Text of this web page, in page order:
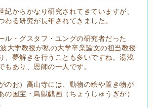
紀からかなり研究されてきていますが、
わる研究が長年されてきました。
ル・グスタフ・ユングの研究者だった
大学教授が私の大学卒業論文の担当教授
、夢解きを行うことも多いですね。湯浅
もあり、恩師の一人です。
のお）高山寺には、動物の絵や置き物が
の国宝・鳥獣戯画（ちょうじゅうぎが）